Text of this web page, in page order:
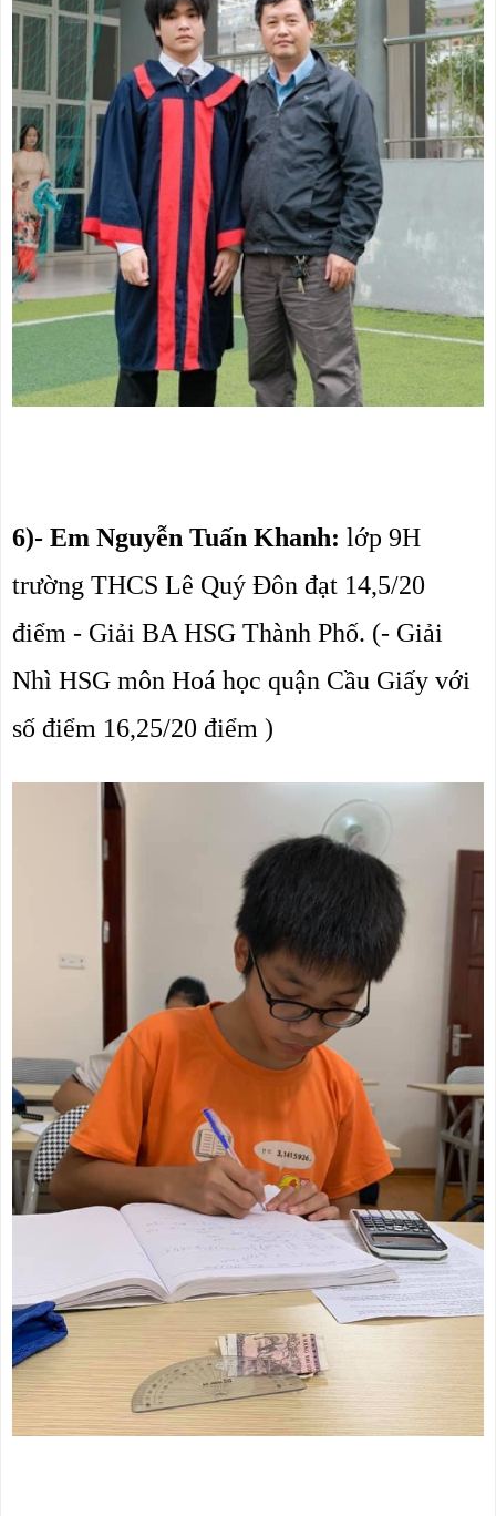
6)- Em Nguyễn Tuấn Khanh: lớp 9H
trường THCS Lê Quý Đôn đạt 14,5/20
điểm - Giải BA HSG Thành Phố. (- Giải
Nhì HSG môn Hoá học quận Cầu Giấy với
số điểm 16,25/20 điểm )